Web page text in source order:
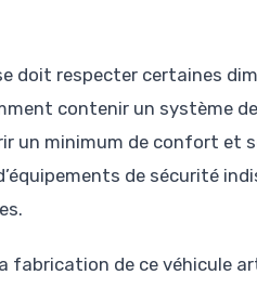
doit respecter certaines
contenir un système
minimum de confort et
de sécurité
fabrication de ce véhicule